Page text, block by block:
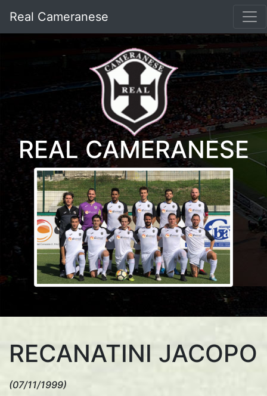
Real Cameranese
REAL CAMERANESE
RECANATINI JACOPO
(07/11/1999)